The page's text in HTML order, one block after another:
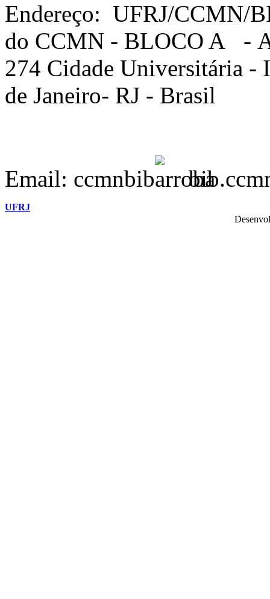
Endereço: UFRJ/CCMN/
do CCMN - BLOCO A -
274 Cidade Universitária -
de Janeiro- RJ - Brasil
Email: ccmnbib
UFRJ